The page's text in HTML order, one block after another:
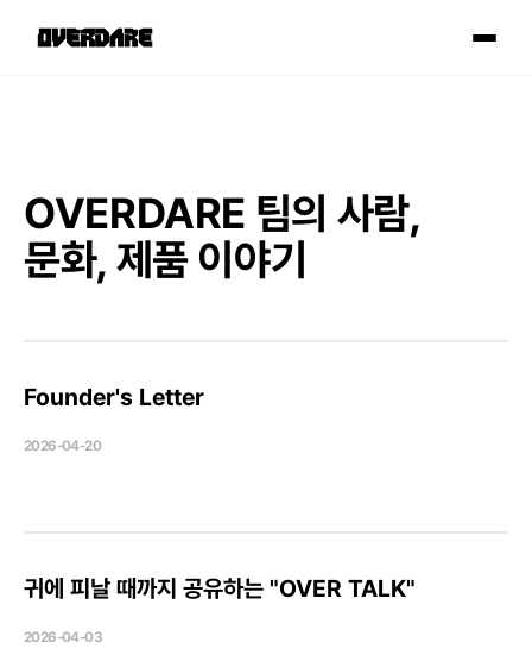
OVERDARE 팀의 사람,
문화, 제품 이야기
Founder's Letter
2026-04-20
귀에 피날 때까지 공유하는 "OVER TALK"
2026-04-03